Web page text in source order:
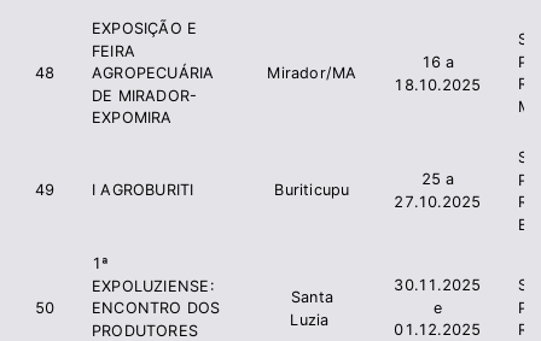
48
EXPOSIÇÃO E
FEIRA
AGROPECUÁRIA
DE MIRADOR-
EXPOMIRA
Mirador/MA
16 a
18.10.2025
49 I AGROBURITI Buriticupu
25 a
27.10.2025
50
1ª
EXPOLUZIENSE:
ENCONTRO DOS
PRODUTORES
Santa
Luzia
30.11.2025
e
01.12.2025